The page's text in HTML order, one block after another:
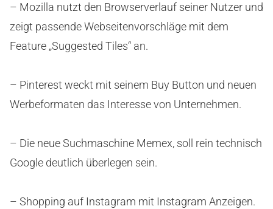
– Mozilla nutzt den Browserverlauf seiner Nutzer und
zeigt passende Webseitenvorschläge mit dem
Feature „Suggested Tiles“ an.
– Pinterest weckt mit seinem Buy Button und neuen
Werbeformaten das Interesse von Unternehmen.
– Die neue Suchmaschine Memex, soll rein technisch
Google deutlich überlegen sein.
– Shopping auf Instagram mit Instagram Anzeigen.